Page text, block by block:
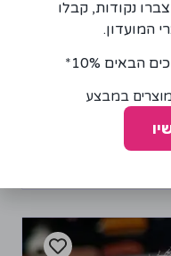
נקודות, קבלו
המועדון.
10%*
במבצע